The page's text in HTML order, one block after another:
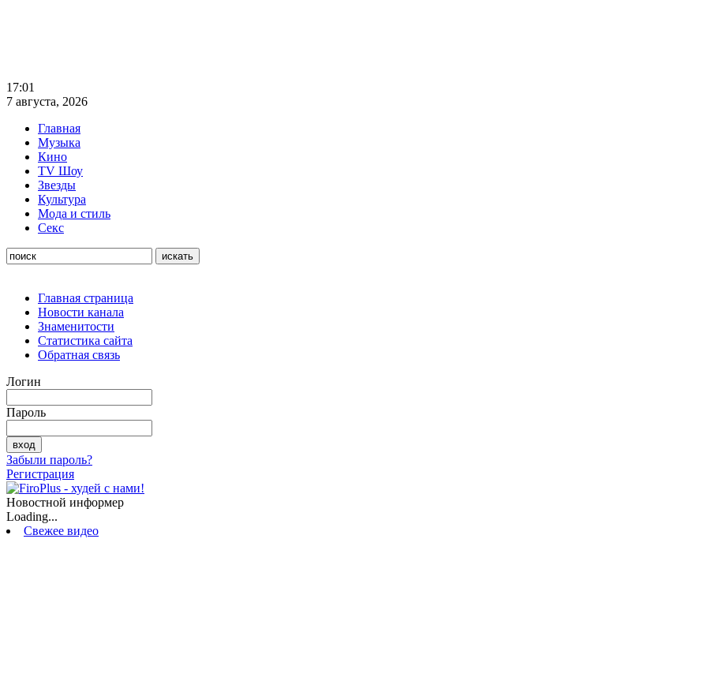
17:01
7 августа, 2026
Главная
Музыка
Кино
TV Шоу
Звезды
Культура
Мода и стиль
Секс
Главная страница
Новости канала
Знаменитости
Статистика сайта
Обратная связь
Логин
Пароль
Забыли пароль?
Регистрация
Новостной информер
Loading...
Свежее видео